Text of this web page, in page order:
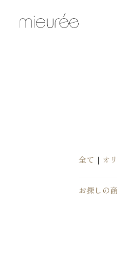
全て | オ
お探しの